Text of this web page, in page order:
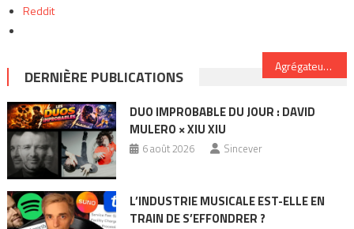
Reddit
Navigation
de
l’article
Agrégateur : distributeur numérique
DERNIÈRE PUBLICATIONS
DUO IMPROBABLE DU JOUR : DAVID
MULERO × XIU XIU
6 août 2026 Sincever
L’INDUSTRIE MUSICALE EST-ELLE EN
TRAIN DE S’EFFONDRER ?